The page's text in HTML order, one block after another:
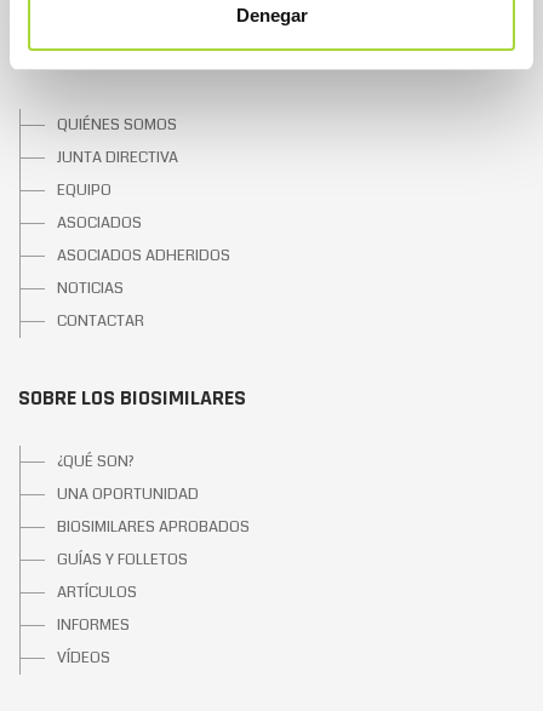
Denegar
QUIÉNES SOMOS
JUNTA DIRECTIVA
EQUIPO
ASOCIADOS
ASOCIADOS ADHERIDOS
NOTICIAS
CONTACTAR
SOBRE LOS BIOSIMILARES
¿QUÉ SON?
UNA OPORTUNIDAD
BIOSIMILARES APROBADOS
GUÍAS Y FOLLETOS
ARTÍCULOS
INFORMES
VÍDEOS